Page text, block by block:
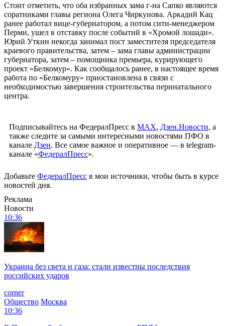
Стоит отметить, что оба избранных зама г-на Сапко являются
соратниками главы региона Олега Чиркунова. Аркадий Кац
ранее работал вице-губернатором, а потом сити-менеджером
Перми, ушел в отставку после событий в «Хромой лошади».
Юрий Уткин некогда занимал пост заместителя председателя
краевого правительства, затем – зама главы администрации
губернатора, затем – помощника премьера, курирующего
проект «Белкомур». Как сообщалось ранее, в настоящее время
работа по «Белкомуру» приостановлена в связи с
необходимостью завершения строительства перинатального
центра.
Подписывайтесь на ФедералПресс в МАХ, Дзен.Новости, а
также следите за самыми интересными новостями ПФО в
канале Дзен. Все самое важное и оперативное — в telegram-
канале «ФедералПресс».
Добавьте ФедералПресс в мои источники, чтобы быть в курсе
новостей дня.
Реклама
Новости
10:36
Украина без света и газа: стали известны последствия
российских ударов
corner
Общество Москва
10:36